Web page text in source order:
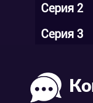
Серия 2
Серия 3
Серия 5